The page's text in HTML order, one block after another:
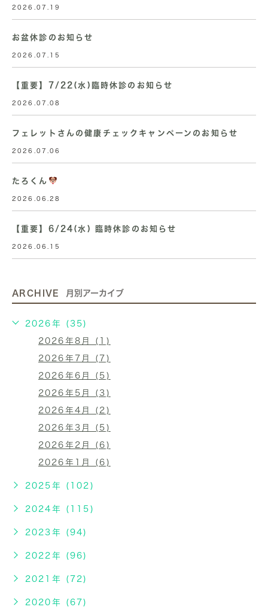
2026.07.19
お盆休診のお知らせ
2026.07.15
【重要】7/22(水)臨時休診のお知らせ
2026.07.08
フェレットさんの健康チェックキャンペーンのお知らせ
2026.07.06
たろくん
2026.06.28
【重要】6/24(水) 臨時休診のお知らせ
2026.06.15
ARCHIVE 月別アーカイブ
2026年 (35)
2026年8月 (1)
2026年7月 (7)
2026年6月 (5)
2026年5月 (3)
2026年4月 (2)
2026年3月 (5)
2026年2月 (6)
2026年1月 (6)
2025年 (102)
2024年 (115)
2023年 (94)
2022年 (96)
2021年 (72)
2020年 (67)